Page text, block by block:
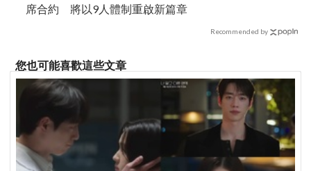
席合約 將以9人體制重啟新篇章
Recommended by
您也可能喜歡這些文章